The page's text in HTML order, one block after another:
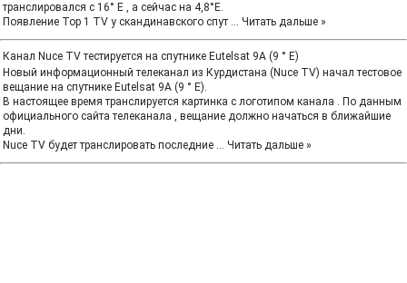
транслировался с 16° E , a сейчас нa 4,8°E.
Появление Top 1 TV у скандинавского спут ... Читать дальше »
Канал Nuce TV тестируется на спутнике Eutelsat 9A (9 ° E)
Новый информационный телеканал из Курдистана (Nuce TV) начал тестовое
вещание на спутнике Eutelsat 9A (9 ° E).
В настоящее время транслируется картинка с логотипом канала . По данным
официального сайта телеканала , вещание должно начаться в ближайшие
дни.
Nucе TV будет транслировать последние ... Читать дальше »